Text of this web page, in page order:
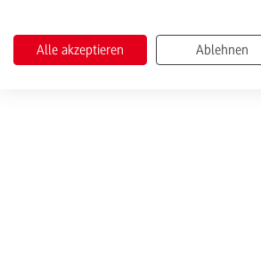
Alle akzeptieren Ablehnen